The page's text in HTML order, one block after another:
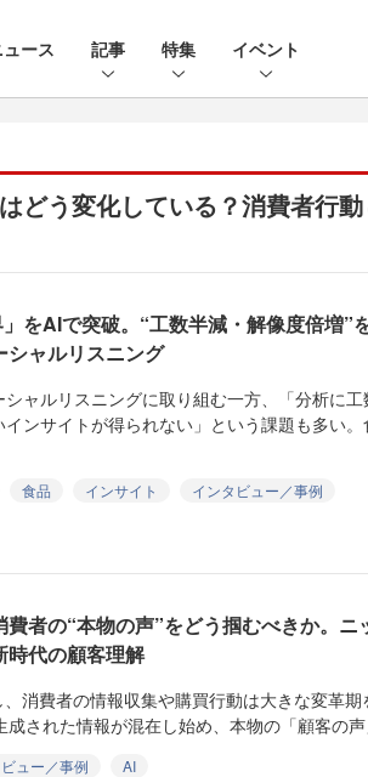
ュース 記事 特集 イベント
どう変化している？消費者行
」をAIで突破。“工数半減・解像度倍増”
シャルリスニング
ャルリスニングに取り組む一方、「分析に工
ンサイトが得られない」という課題も多い
食品 インサイト
インタビュー／事例
者の“本物の声”をどう掴むべきか。ニ
時代の顧客理解
消費者の情報収集や購買行動は大きな変革期
成された情報が混在し始め、本物の「顧客の
ュー／事例
AI